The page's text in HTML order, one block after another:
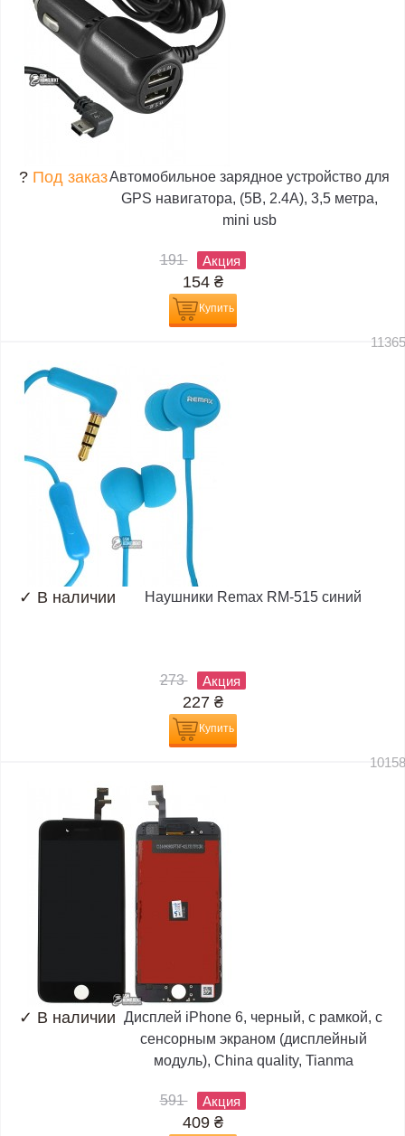
? Под заказАвтомобильное зарядное устройство для
GPS навигатора, (5В, 2.4А), 3,5 метра,
mini usb
191 Акция
154 ₴
Купить
✓ В наличии Наушники Remax RM-515 синий
273 Акция
227 ₴
Купить
✓ В наличии Дисплей iPhone 6, черный, с рамкой, с
сенсорным экраном (дисплейный
модуль), China quality, Tianma
591 Акция
409 ₴